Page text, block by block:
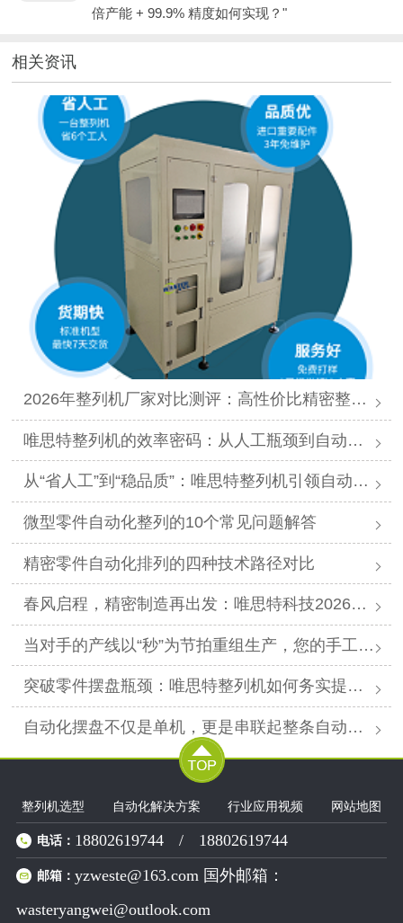
倍产能 + 99.9% 精度如何实现？"
相关资讯
2026年整列机厂家对比测评：高性价比精密整列品牌推荐
唯思特整列机的效率密码：从人工瓶颈到自动化跨越
从“省人工”到“稳品质”：唯思特整列机引领自动化价值跃迁
微型零件自动化整列的10个常见问题解答
精密零件自动化排列的四种技术路径对比
春风启程，精密制造再出发：唯思特科技2026年春节后正式开工
当对手的产线以“秒”为节拍重组生产，您的手工摆盘环节是否已成为供应链响应赛跑中的“绊马索”？
突破零件摆盘瓶颈：唯思特整列机如何务实提升产线效能
自动化摆盘不仅是单机，更是串联起整条自动化产线的“高效关节”。
整列机选型 自动化解决方案 行业应用视频 网站地图
电话： 18802619744 / 18802619744
邮箱：yzweste@163.com 国外邮箱：
wasteryangwei@outlook.com